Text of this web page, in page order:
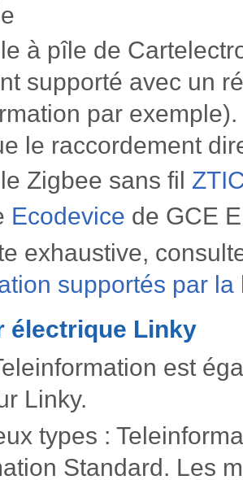
à pîle de
supporté avec un
par
le raccordement
Zigbee sans fil
Ecodevice de GCE
exhaustive,
supportés par la
électrique Linky
est
Linky.
types :
Standard. Les